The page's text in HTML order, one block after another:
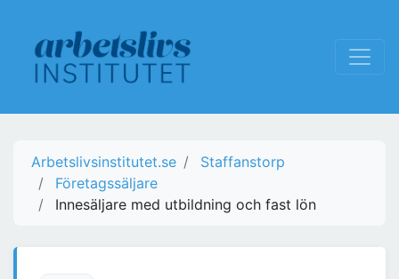
Arbetslivsinstitutet.se
Staffanstorp
Företagssäljare
Innesäljare med utbildning och fast lön